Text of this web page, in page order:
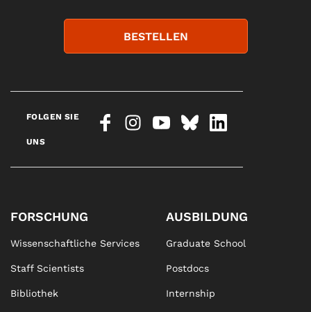
BESTELLEN
FOLGEN SIE
UNS
FORSCHUNG
Wissenschaftliche Services
Staff Scientists
Bibliothek
AUSBILDUNG
Graduate School
Postdocs
Internship